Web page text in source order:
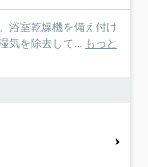
浴室乾燥機を備え付け
気を除去して...
もっと